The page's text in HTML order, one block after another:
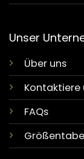
Unser
Über uns
Kontaktiere
FAQs